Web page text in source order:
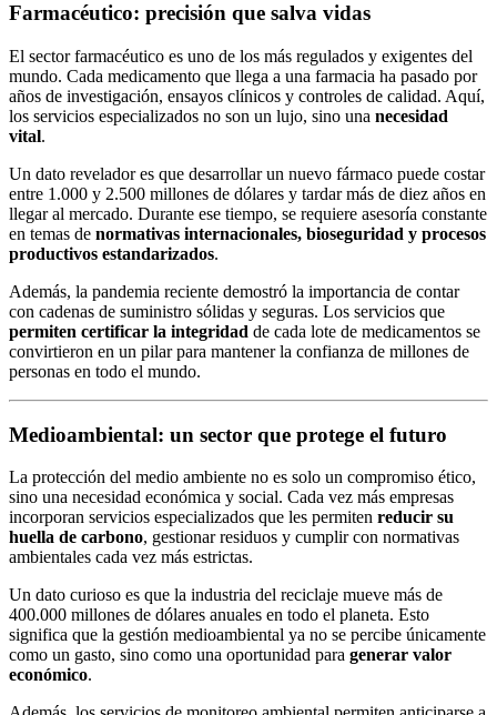
Farmacéutico: precisión que salva vidas
El sector farmacéutico es uno de los más regulados y exigentes del
mundo. Cada medicamento que llega a una farmacia ha pasado por
años de investigación, ensayos clínicos y controles de calidad. Aquí,
los servicios especializados no son un lujo, sino una necesidad
vital.
Un dato revelador es que desarrollar un nuevo fármaco puede costar
entre 1.000 y 2.500 millones de dólares y tardar más de diez años en
llegar al mercado. Durante ese tiempo, se requiere asesoría constante
en temas de normativas internacionales, bioseguridad y procesos
productivos estandarizados.
Además, la pandemia reciente demostró la importancia de contar
con cadenas de suministro sólidas y seguras. Los servicios que
permiten certificar la integridad de cada lote de medicamentos se
convirtieron en un pilar para mantener la confianza de millones de
personas en todo el mundo.
Medioambiental: un sector que protege el futuro
La protección del medio ambiente no es solo un compromiso ético,
sino una necesidad económica y social. Cada vez más empresas
incorporan servicios especializados que les permiten reducir su
huella de carbono, gestionar residuos y cumplir con normativas
ambientales cada vez más estrictas.
Un dato curioso es que la industria del reciclaje mueve más de
400.000 millones de dólares anuales en todo el planeta. Esto
significa que la gestión medioambiental ya no se percibe únicamente
como un gasto, sino como una oportunidad para generar valor
económico.